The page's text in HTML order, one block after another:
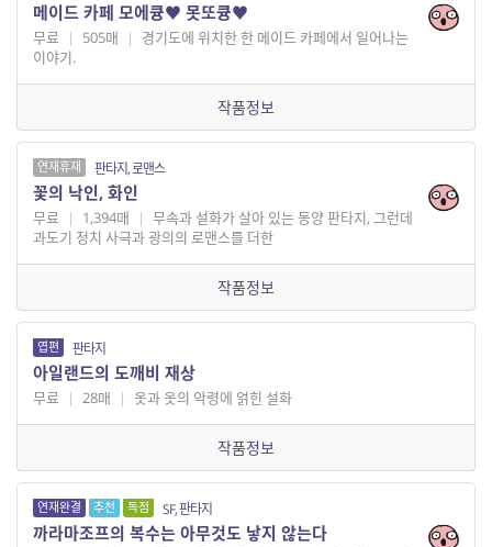
메이드 카페 모에큥♥ 못또큥♥
무료 | 505매 |
경기도에 위치한 한 메이드 카페에서 일어나는
이야기.
작품정보
연재휴재 판타지, 로맨스
꽃의 낙인, 화인
무료 | 1,394매 | 무속과 설화가 살아 있는 동양 판타지, 그런데
과도기 정치 사극과 광의의 로맨스를 더한
작품정보
엽편 판타지
아일랜드의 도깨비 재상
무료 | 28매 | 옷과 옷의 악령에 얽힌 설화
작품정보
연재완결 추천 독점 SF, 판타지
까라마조프의 복수는 아무것도 낳지 않는다